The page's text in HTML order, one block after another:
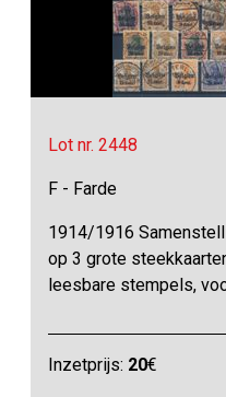
Lot nr. 2448
F - Farde
1914/1916
op 3 grote
leesbare stempels,
Inzetprijs: 20€